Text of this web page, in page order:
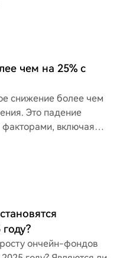
чем на 25% с
снижение более чем
Это падение
включая
ончейн-фондов